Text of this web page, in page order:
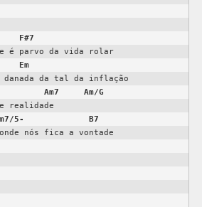
F#7
É lugar para tudo que é parvo da vida rolar
Em
Am7
Am/G
5-
B7
nós fica a vontade